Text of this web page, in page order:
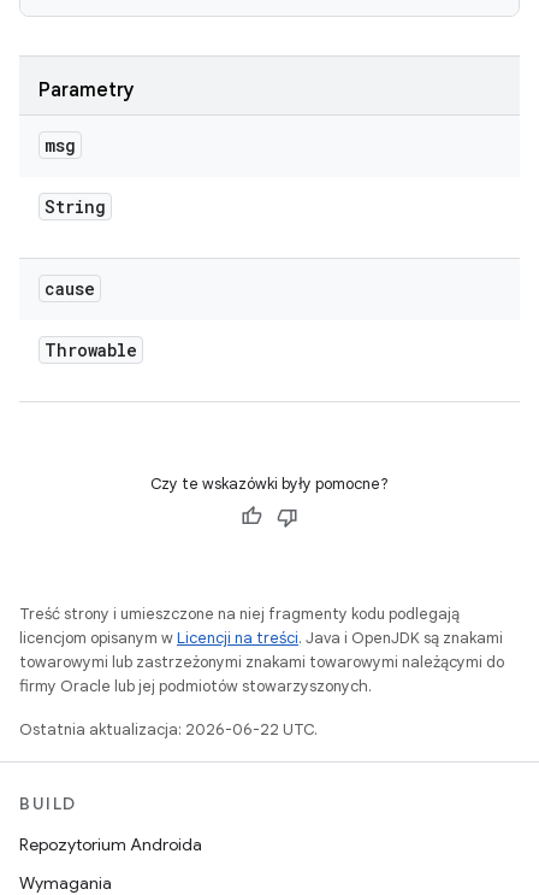
Parametry
msg
String
cause
Throwable
Czy te wskazówki były pomocne?
Treść strony i umieszczone na niej fragmenty kodu podlegają
licencjom opisanym wLicencji na treści. Java i OpenJDK są znakami
towarowymi lub zastrzeżonymi znakami towarowymi należącymi do
firmy Oracle lub jej podmiotów stowarzyszonych.
Ostatnia aktualizacja: 2026-06-22 UTC.
BUILD
Repozytorium Androida
Wymagania